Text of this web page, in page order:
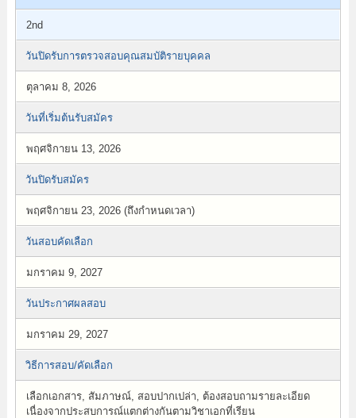
2nd
วันปิดรับการตรวจสอบคุณสมบัติรายบุคคล
ตุลาคม 8, 2026
วันที่เริ่มต้นรับสมัคร
พฤศจิกายน 13, 2026
วันปิดรับสมัคร
พฤศจิกายน 23, 2026 (ถึงกำหนดเวลา)
วันสอบคัดเลือก
มกราคม 9, 2027
วันประกาศผลสอบ
มกราคม 29, 2027
วิธีการสอบ/คัดเลือก
เลือกเอกสาร, สัมภาษณ์, สอบปากเปล่า, ต้องสอบถามรายละเอียด
เนื่องจากประสบการณ์แตกต่างกันตามวิชาเอกที่เรียน